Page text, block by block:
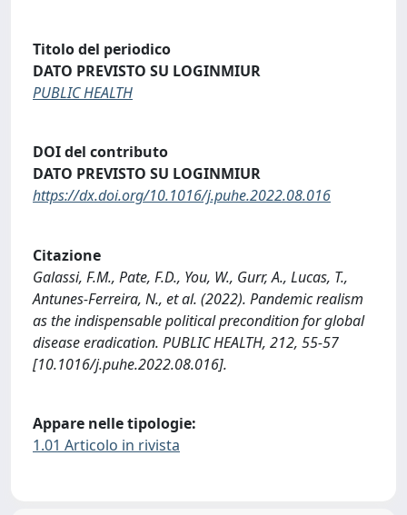
Titolo del periodico
DATO PREVISTO SU LOGINMIUR
PUBLIC HEALTH
DOI del contributo
DATO PREVISTO SU LOGINMIUR
https://dx.doi.org/10.1016/j.puhe.2022.08.016
Citazione
Galassi, F.M., Pate, F.D., You, W., Gurr, A., Lucas, T.,
Antunes-Ferreira, N., et al. (2022). Pandemic realism
as the indispensable political precondition for global
disease eradication. PUBLIC HEALTH, 212, 55-57
[10.1016/j.puhe.2022.08.016].
Appare nelle tipologie:
1.01 Articolo in rivista